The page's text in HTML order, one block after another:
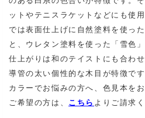
ットやテニスラケットなどにも使
では表面仕上げに自然塗料を使っ
と、ウレタン塗料を使った「雪色
仕上がりは和のテイストにも合わ
導管の太い個性的な木目が特徴です
カラーでお悩みの方へ、色見本を
ご希望の方は、 こちら よりご請求く